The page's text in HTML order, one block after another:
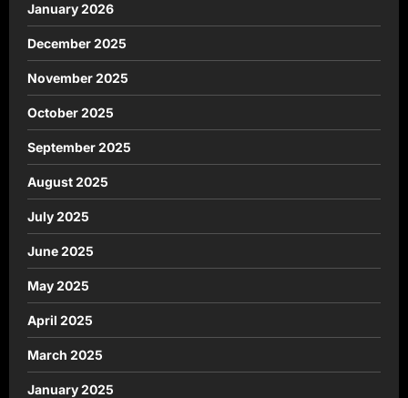
January 2026
December 2025
November 2025
October 2025
September 2025
August 2025
July 2025
June 2025
May 2025
April 2025
March 2025
January 2025